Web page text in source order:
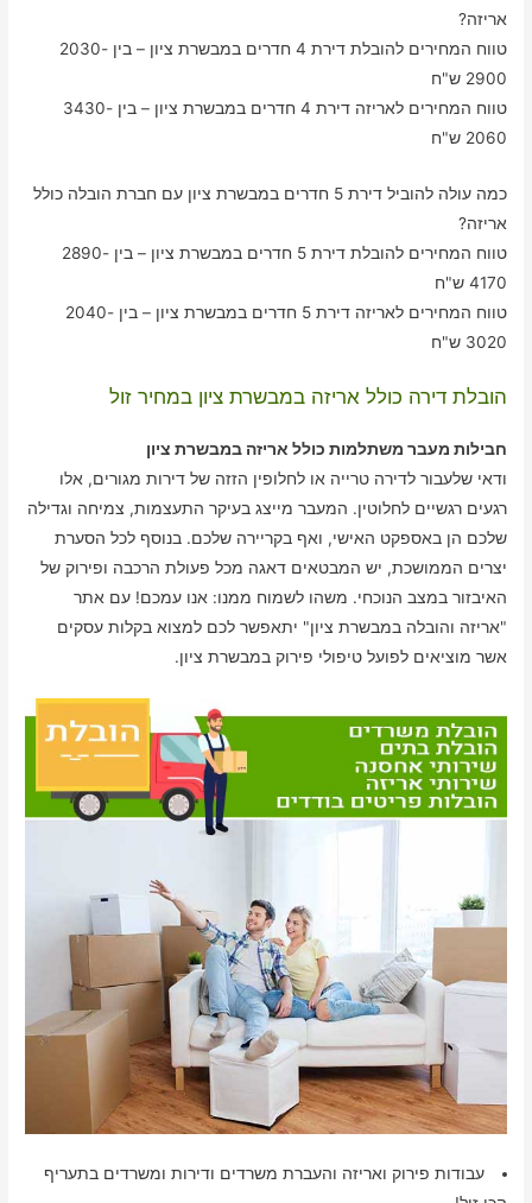
אריזה?
טווח המחירים להובלת דירת 4 חדרים במבשרת ציון – בין 2030-
2900 ש"ח
טווח המחירים לאריזה דירת 4 חדרים במבשרת ציון – בין 3430-
2060 ש"ח
כמה עולה להוביל דירת 5 חדרים במבשרת ציון עם חברת הובלה כולל
אריזה?
טווח המחירים להובלת דירת 5 חדרים במבשרת ציון – בין 2890-
4170 ש"ח
טווח המחירים לאריזה דירת 5 חדרים במבשרת ציון – בין 2040-
3020 ש"ח
הובלת דירה כולל אריזה במבשרת ציון במחיר זול
חבילות מעבר משתלמות כולל אריזה במבשרת ציון
ודאי שלעבור לדירה טרייה או לחלופין הזזה של דירות מגורים, אלו
רגעים רגשיים לחלוטין. המעבר מייצג בעיקר התעצמות, צמיחה וגדילה
שלכם הן באספקט האישי, ואף בקריירה שלכם. בנוסף לכל הסערת
יצרים הממושכת, יש המבטאים דאגה מכל פעולת הרכבה ופירוק של
האיבזור במצב הנוכחי. משהו לשמוח ממנו: אנו עמכם! עם אתר
"אריזה והובלה במבשרת ציון" יתאפשר לכם למצוא בקלות עסקים
אשר מוציאים לפועל טיפולי פירוק במבשרת ציון.
עבודות פירוק ואריזה והעברת משרדים ודירות ומשרדים בתעריף